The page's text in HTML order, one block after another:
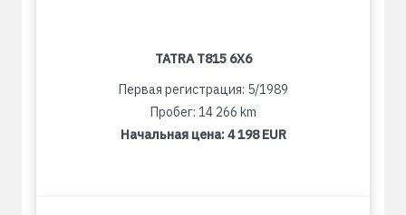
TATRA T815 6X6
Первая регистрация: 5/1989
Пробег: 14 266 km
Начальная цена:4 198 EUR